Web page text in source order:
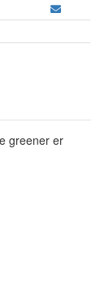
greener er